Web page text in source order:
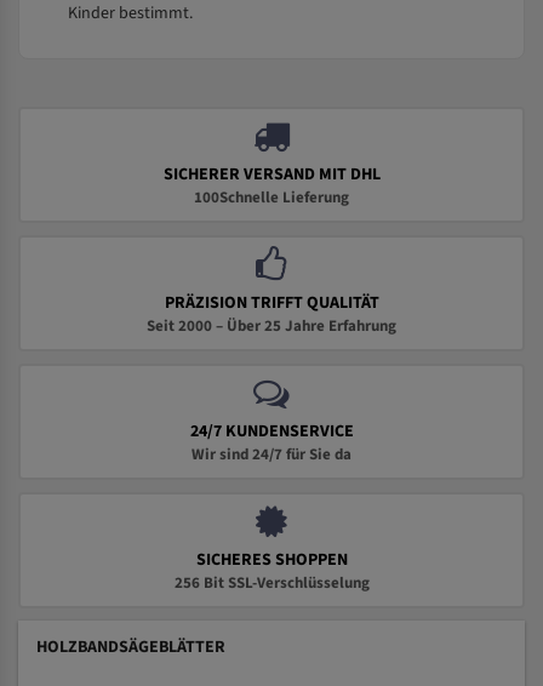
Kinder bestimmt.
SICHERER VERSAND MIT DHL
100Schnelle Lieferung
PRÄZISION TRIFFT QUALITÄT
Seit 2000 – Über 25 Jahre Erfahrung
24/7 KUNDENSERVICE
Wir sind 24/7 für Sie da
SICHERES SHOPPEN
256 Bit SSL-Verschlüsselung
HOLZBANDSÄGEBLÄTTER